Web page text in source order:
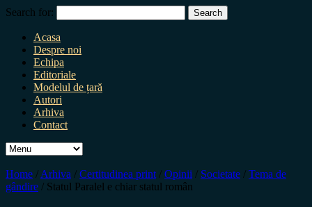
Search for:
Acasa
Despre noi
Echipa
Editoriale
Modelul de țară
Autori
Arhiva
Contact
Home / Arhiva / Certitudinea print / Opinii / Societate / Tema de
gândire / Statul Paralel e chiar statul român